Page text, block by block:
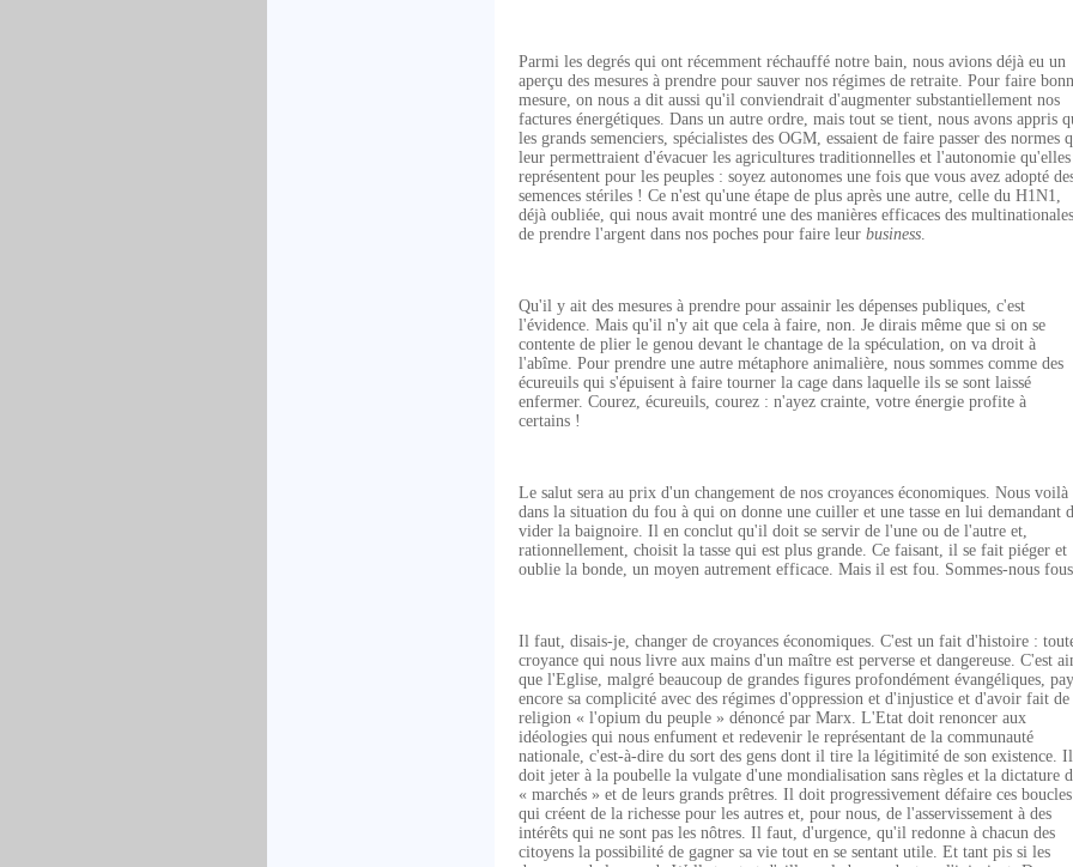
Parmi les degrés qui ont récemment réchauffé notre bain, nous avions déjà eu un
aperçu des mesures à prendre pour sauver nos régimes de retraite. Pour faire
mesure, on nous a dit aussi qu'il conviendrait d'augmenter substantiellement nos
factures énergétiques. Dans un autre ordre, mais tout se tient, nous avons appris
les grands semenciers, spécialistes des OGM, essaient de faire passer des normes
leur permettraient d'évacuer les agricultures traditionnelles et l'autonomie qu'elles
représentent pour les peuples : soyez autonomes une fois que vous avez adopté
semences stériles ! Ce n'est qu'une étape de plus après une autre, celle du H1N1,
déjà oubliée, qui nous avait montré une des manières efficaces des multinationales
de prendre l'argent dans nos poches pour faire leur business.
Qu'il y ait des mesures à prendre pour assainir les dépenses publiques, c'est
l'évidence. Mais qu'il n'y ait que cela à faire, non. Je dirais même que si on se
contente de plier le genou devant le chantage de la spéculation, on va droit à
l'abîme. Pour prendre une autre métaphore animalière, nous sommes comme des
écureuils qui s'épuisent à faire tourner la cage dans laquelle ils se sont laissé
enfermer. Courez, écureuils, courez : n'ayez crainte, votre énergie profite à
certains !
Le salut sera au prix d'un changement de nos croyances économiques. Nous voilà
dans la situation du fou à qui on donne une cuiller et une tasse en lui demandant
vider la baignoire. Il en conclut qu'il doit se servir de l'une ou de l'autre et,
rationnellement, choisit la tasse qui est plus grande. Ce faisant, il se fait piéger et
oublie la bonde, un moyen autrement efficace. Mais il est fou. Sommes-nous
Il faut, disais-je, changer de croyances économiques. C'est un fait d'histoire :
croyance qui nous livre aux mains d'un maître est perverse et dangereuse. C'est
que l'Eglise, malgré beaucoup de grandes figures profondément évangéliques,
encore sa complicité avec des régimes d'oppression et d'injustice et d'avoir fait de
religion « l'opium du peuple » dénoncé par Marx. L'Etat doit renoncer aux
idéologies qui nous enfument et redevenir le représentant de la communauté
nationale, c'est-à-dire du sort des gens dont il tire la légitimité de son existence. Il
doit jeter à la poubelle la vulgate d'une mondialisation sans règles et la dictature
« marchés » et de leurs grands prêtres. Il doit progressivement défaire ces boucles
qui créent de la richesse pour les autres et, pour nous, de l'asservissement à des
intérêts qui ne sont pas les nôtres. Il faut, d'urgence, qu'il redonne à chacun des
citoyens la possibilité de gagner sa vie tout en se sentant utile. Et tant pis si les